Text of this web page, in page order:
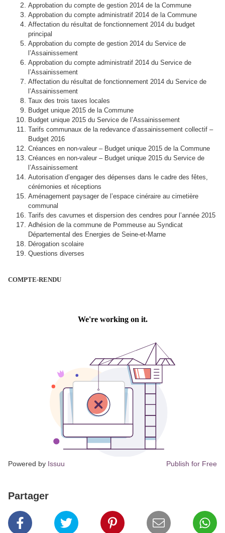
Approbation du compte de gestion 2014 de la Commune
Approbation du compte administratif 2014 de la Commune
Affectation du résultat de fonctionnement 2014 du budget
principal
Approbation du compte de gestion 2014 du Service de
l’Assainissement
Approbation du compte administratif 2014 du Service de
l’Assainissement
Affectation du résultat de fonctionnement 2014 du Service de
l’Assainissement
Taux des trois taxes locales
Budget unique 2015 de la Commune
Budget unique 2015 du Service de l’Assainissement
Tarifs communaux de la redevance d’assainissement collectif –
Budget 2016
Créances en non-valeur – Budget unique 2015 de la Commune
Créances en non-valeur – Budget unique 2015 du Service de
l’Assainissement
Autorisation d’engager des dépenses dans le cadre des fêtes,
cérémonies et réceptions
Aménagement paysager de l’espace cinéraire au cimetière
communal
Tarifs des cavurnes et dispersion des cendres pour l’année 2015
Adhésion de la commune de Pommeuse au Syndicat
Départemental des Energies de Seine-et-Marne
Dérogation scolaire
Questions diverses
COMPTE-RENDU
Powered by Issuu Publish for Free
Partager